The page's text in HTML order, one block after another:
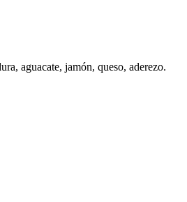
aguacate, jamón, queso, aderezo.